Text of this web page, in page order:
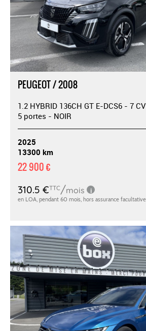
PEUGEOT / 2008
1.2 HYBRID 136CH GT E-DCS6 - 7 CV
5 portes - NOIR
2025
13300 km
22 900 €